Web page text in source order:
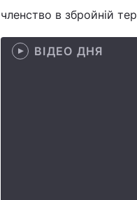
членство в збройній
ВІДЕО ДНЯ